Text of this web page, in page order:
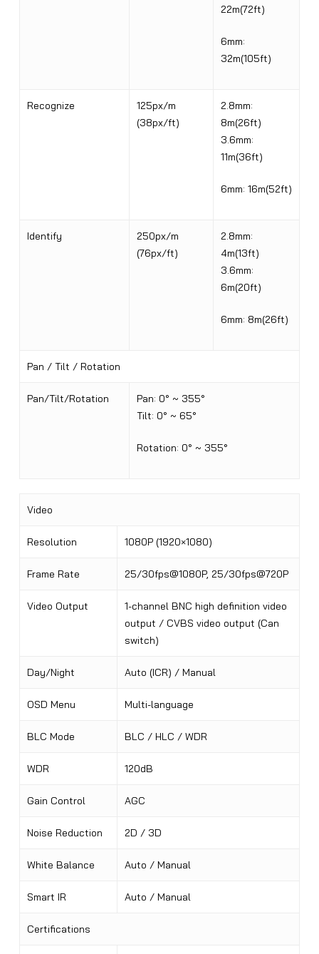
22m(72ft)
6mm:
32m(105ft)
Recognize
125px/m
(38px/ft)
2.8mm:
8m(26ft)
3.6mm:
11m(36ft)
6mm: 16m(52ft)
Identify
250px/m
(76px/ft)
2.8mm:
4m(13ft)
3.6mm:
6m(20ft)
6mm: 8m(26ft)
Pan / Tilt / Rotation
Pan/Tilt/Rotation
Pan: 0° ~ 355°
Tilt: 0° ~ 65°
Rotation: 0° ~ 355°
Video
Resolution 1080P (1920×1080)
Frame Rate 25/30fps@1080P, 25/30fps@720P
Video Output
1-channel BNC high definition video
output / CVBS video output (Can
switch)
Day/Night Auto (ICR) / Manual
OSD Menu Multi-language
BLC Mode BLC / HLC / WDR
WDR 120dB
Gain Control AGC
Noise Reduction 2D / 3D
White Balance Auto / Manual
Smart IR Auto / Manual
Certifications